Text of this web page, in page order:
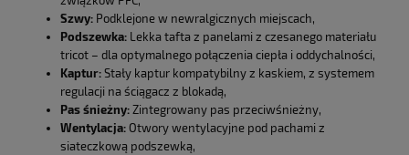
Szwy: Podklejone w newralgicznych miejscach,
Podszewka: Lekka tafta z panelami z czesanego materiału
tricot – dla optymalnego połączenia ciepła i oddychalności,
Kaptur: Stały kaptur kompatybilny z kaskiem, z systemem
regulacji na ściągacz z blokadą,
Pas śnieżny: Zintegrowany pas przeciwśnieżny,
Wentylacja: Otwory wentylacyjne pod pachami z
siateczkową podszewką,